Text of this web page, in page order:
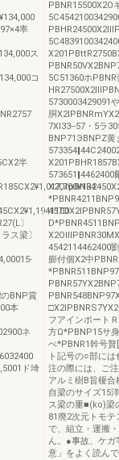
率
ス
コ
半
・
〕
ス梁〕
BNP賞
本
ネ
ド埼
PBNR15500X2O
5C51360ホ
5730003429091
胴
7Xl33--57・5ラ
BNP71ЭBNPZ黄
4542114462400
膨付個X2中
フアインポート
方Ω*PBNP15サ
ぺ*PBNR1幹号
ト記号の○部に
注の際には、ご
アルミ樹B旨榎
自梁のサイズ15
ス梁の重■(ko)梁
81廃2次元トモ
で、組立・運搬
ん。●事故、ケガ
意」をよく読ん